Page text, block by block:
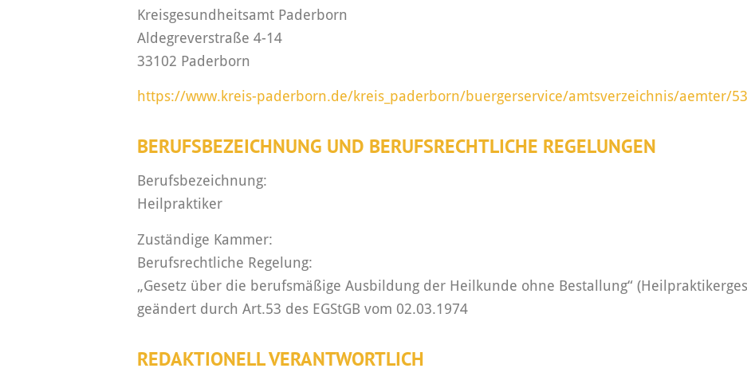
Kreisgesundheitsamt Paderborn
Aldegreverstraße 4-14
33102 Paderborn
https://www.kreis-paderborn.de/kreis_paderborn/buergerservice/amtsverzeichnis/aemter/
BERUFSBEZEICHNUNG UND BERUFSRECHTLICHE REGELUNGEN
Berufsbezeichnung:
Heilpraktiker
Zuständige Kammer:
Berufsrechtliche Regelung:
„Gesetz über die berufsmäßige Ausbildung der Heilkunde ohne Bestallung“
geändert durch Art.53 des EGStGB vom 02.03.1974
REDAKTIONELL VERANTWORTLICH